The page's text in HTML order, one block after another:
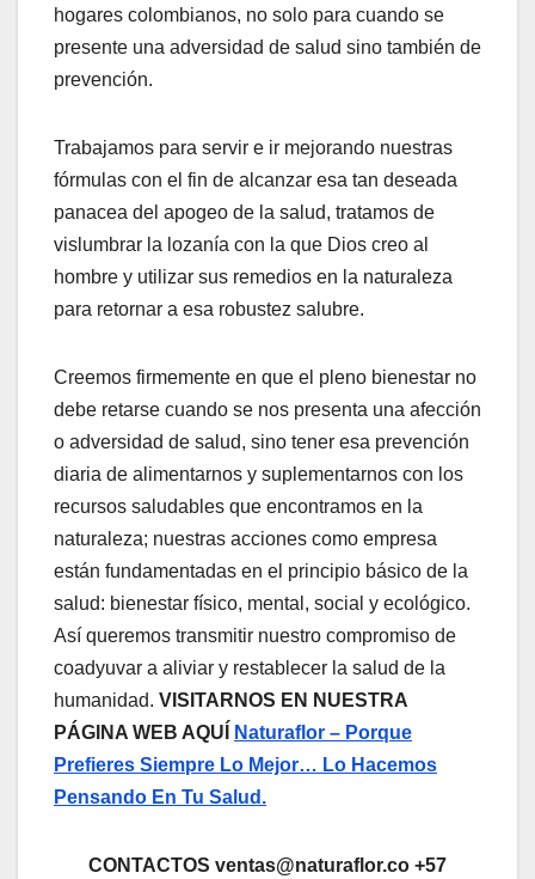
hogares colombianos, no solo para cuando se
presente una adversidad de salud sino también de
prevención.
Trabajamos para servir e ir mejorando nuestras
fórmulas con el fin de alcanzar esa tan deseada
panacea del apogeo de la salud, tratamos de
vislumbrar la lozanía con la que Dios creo al
hombre y utilizar sus remedios en la naturaleza
para retornar a esa robustez salubre.
Creemos firmemente en que el pleno bienestar no
debe retarse cuando se nos presenta una afección
o adversidad de salud, sino tener esa prevención
diaria de alimentarnos y suplementarnos con los
recursos saludables que encontramos en la
naturaleza; nuestras acciones como empresa
están fundamentadas en el principio básico de la
salud: bienestar físico, mental, social y ecológico.
Así queremos transmitir nuestro compromiso de
coadyuvar a aliviar y restablecer la salud de la
humanidad. VISITARNOS EN NUESTRA
PÁGINA WEB AQUÍ
Naturaflor – Porque
Prefieres Siempre Lo Mejor… Lo Hacemos
Pensando En Tu Salud.
CONTACTOS ventas@naturaflor.co +57